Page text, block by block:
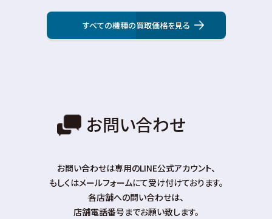
すべての機種の買取価格を見る
お問い合わせ
お問い合わせは専⽤のLINE公式アカウント、
もしくはメールフォームにて受け付けております。
各店舗への問い合わせは、
店舗電話番号までお願い致します。